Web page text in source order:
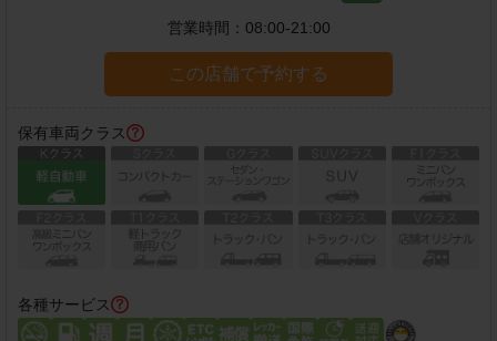
営業時間： 08:00-21:00
この店舗で予約する
保有車両クラス
各種サービス